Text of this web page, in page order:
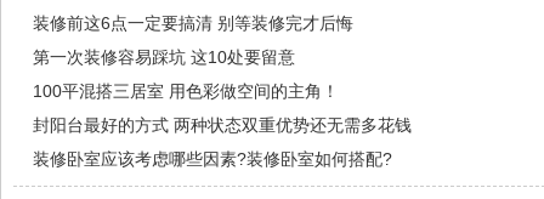
装修前这6点一定要搞清 别等装修完才后悔
第一次装修容易踩坑 这10处要留意
100平混搭三居室 用色彩做空间的主角！
封阳台最好的方式 两种状态双重优势还无需多花钱
装修卧室应该考虑哪些因素?装修卧室如何搭配?